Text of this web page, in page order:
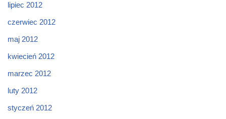
lipiec 2012
czerwiec 2012
maj 2012
kwiecień 2012
marzec 2012
luty 2012
styczeń 2012